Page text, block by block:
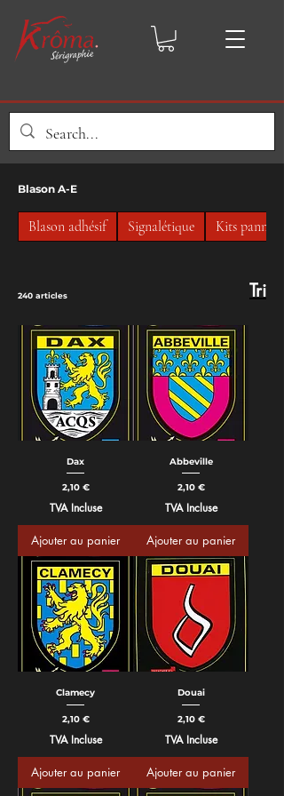
Blason A-E
Blason adhésif Signalétique Kits panneaux
240 articles Tri
Dax
Prix
2,10 €
TVA Incluse
Ajouter au panier
Abbeville
Prix
2,10 €
TVA Incluse
Ajouter au panier
Clamecy
Prix
2,10 €
TVA Incluse
Ajouter au panier
Douai
Prix
2,10 €
TVA Incluse
Ajouter au panier